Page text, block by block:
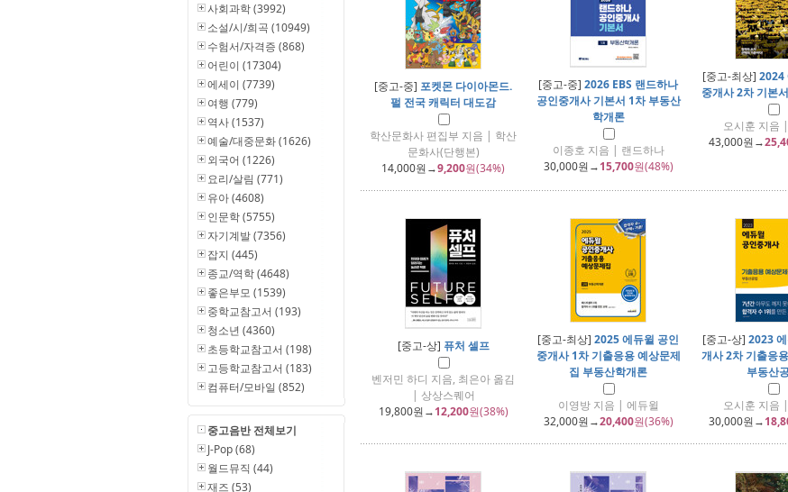
사회과학 (3992)
소설/시/희곡 (10949)
수험서/자격증 (868)
어린이 (17304)
에세이 (7739)
여행 (779)
역사 (1537)
예술/대중문화 (1626)
외국어 (1226)
요리/살림 (771)
유아 (4608)
인문학 (5755)
자기계발 (7356)
잡지 (445)
종교/역학 (4648)
좋은부모 (1539)
중학교참고서 (193)
청소년 (4360)
초등학교참고서 (198)
고등학교참고서 (183)
컴퓨터/모바일 (852)
중고음반 전체보기
J-Pop (68)
월드뮤직 (44)
재즈 (53)
[중고-중] 포켓몬 다이아몬드.
펄 전국 캐릭터 대도감
학산문화사 편집부 지음 | 학산
문화사(단행본)
14,000원→9,200원(34%)
[중고-중] 2026 EBS 랜드하나
공인중개사 기본서 1차 부동산
학개론
이종호 지음 | 랜드하나
30,000원→15,700원(48%)
[중고-최상] 2024
중개사 2차 기본
오시훈 지음
43,000원→
[중고-상] 퓨처 셀프
벤저민 하디 지음, 최은아 옮김
| 상상스퀘어
19,800원→12,200원(38%)
[중고-최상] 2025 에듀윌 공인
중개사 1차 기출응용 예상문제
집 부동산학개론
이영방 지음 | 에듀윌
32,000원→20,400원(36%)
[중고-상] 2023
개사 2차 기출응
부동산
오시훈 지음
30,000원→